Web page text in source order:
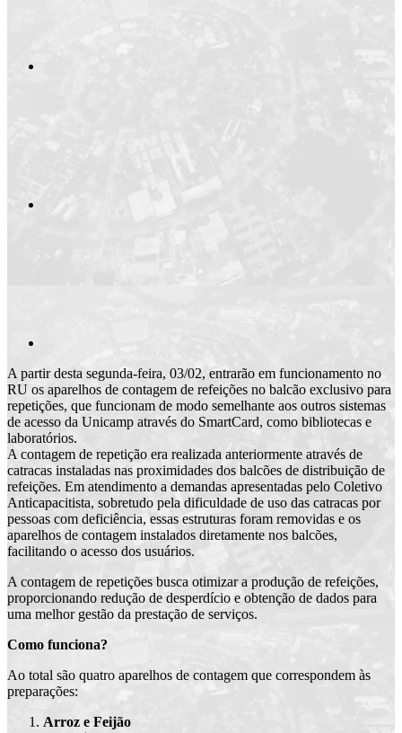
A partir desta segunda-feira, 03/02, entrarão em funcionamento no
RU os aparelhos de contagem de refeições no balcão exclusivo para
repetições, que funcionam de modo semelhante aos outros sistemas
de acesso da Unicamp através do SmartCard, como bibliotecas e
laboratórios.
A contagem de repetição era realizada anteriormente através de
catracas instaladas nas proximidades dos balcões de distribuição de
refeições. Em atendimento a demandas apresentadas pelo Coletivo
Anticapacitista, sobretudo pela dificuldade de uso das catracas por
pessoas com deficiência, essas estruturas foram removidas e os
aparelhos de contagem instalados diretamente nos balcões,
facilitando o acesso dos usuários.
A contagem de repetições busca otimizar a produção de refeições,
proporcionando redução de desperdício e obtenção de dados para
uma melhor gestão da prestação de serviços.
Como funciona?
Ao total são quatro aparelhos de contagem que correspondem às
preparações:
Arroz e Feijão